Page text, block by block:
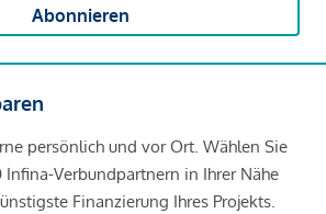
Abonnieren
persönlich und vor Ort. Wählen Sie
Infina-Verbundpartnern in Ihrer Nähe
Finanzierung Ihres Projekts.